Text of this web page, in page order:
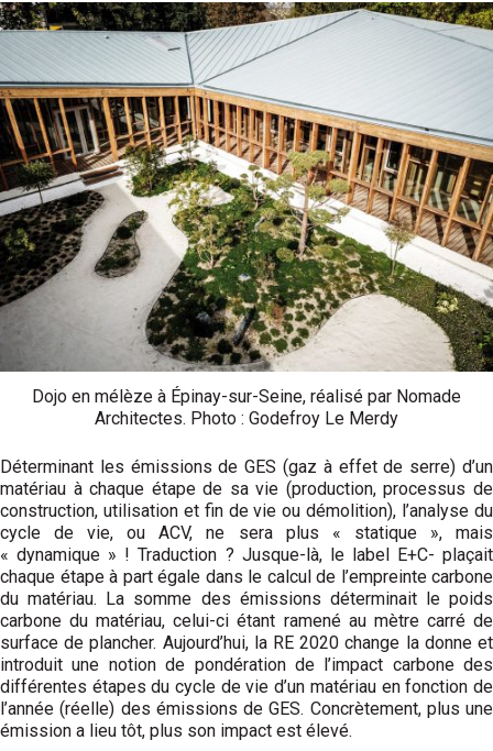
Dojo en mélèze à Épinay-sur-Seine, réalisé par Nomade
Architectes. Photo : Godefroy Le Merdy
Déterminant les émissions de GES (gaz à effet de serre) d’un
matériau à chaque étape de sa vie (production, processus de
construction, utilisation et fin de vie ou démolition), l’analyse du
cycle de vie, ou ACV, ne sera plus « statique », mais
« dynamique » ! Traduction ? Jusque-là, le label E+C- plaçait
chaque étape à part égale dans le calcul de l’empreinte carbone
du matériau. La somme des émissions déterminait le poids
carbone du matériau, celui-ci étant ramené au mètre carré de
surface de plancher. Aujourd’hui, la RE 2020 change la donne et
introduit une notion de pondération de l’impact carbone des
différentes étapes du cycle de vie d’un matériau en fonction de
l’année (réelle) des émissions de GES. Concrètement, plus une
émission a lieu tôt, plus son impact est élevé.